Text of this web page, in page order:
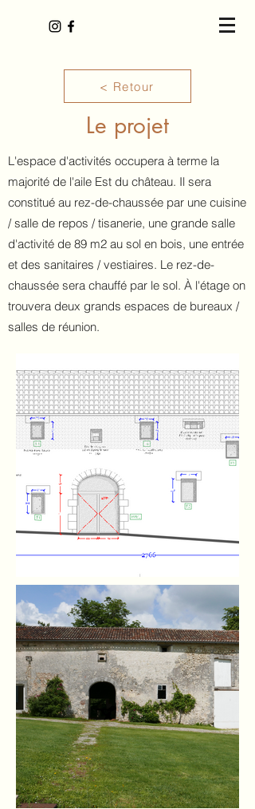
< Retour
Le projet
L'espace d'activités occupera à terme la
majorité de l'aile Est du château. Il sera
constitué au rez-de-chaussée par une cuisine
/ salle de repos / tisanerie, une grande salle
d'activité de 89 m2 au sol en bois, une entrée
et des sanitaires / vestiaires. Le rez-de-
chaussée sera chauffé par le sol. À l'étage on
trouvera deux grands espaces de bureaux /
salles de réunion.